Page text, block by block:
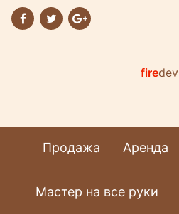
firedev
Продажа Аренда
Мастер на все руки